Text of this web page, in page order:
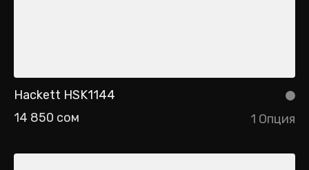
Hackett HSK1144
14 850 сом
1 Опция